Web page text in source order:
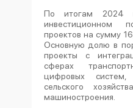
По итогам 2024
инвестиционном
проектов на сумму
Основную долю в
проекты с
сферах
цифровых систем,
сельского
машиностроения.